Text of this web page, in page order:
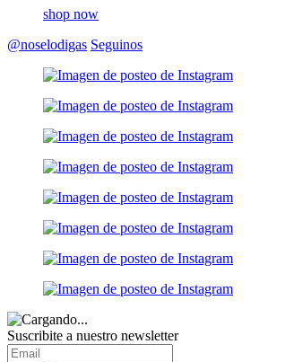
shop now
@noselodigas Seguinos
Suscribite a nuestro newsletter